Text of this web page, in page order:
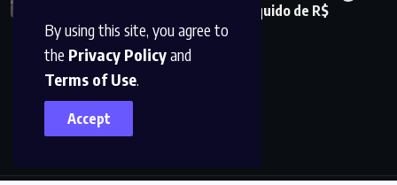
By using this site, you agree to
the Privacy Policyand
Terms of Use.
Accept
Petrobras tem lucro líquido de R$
52,4 bi no segundo